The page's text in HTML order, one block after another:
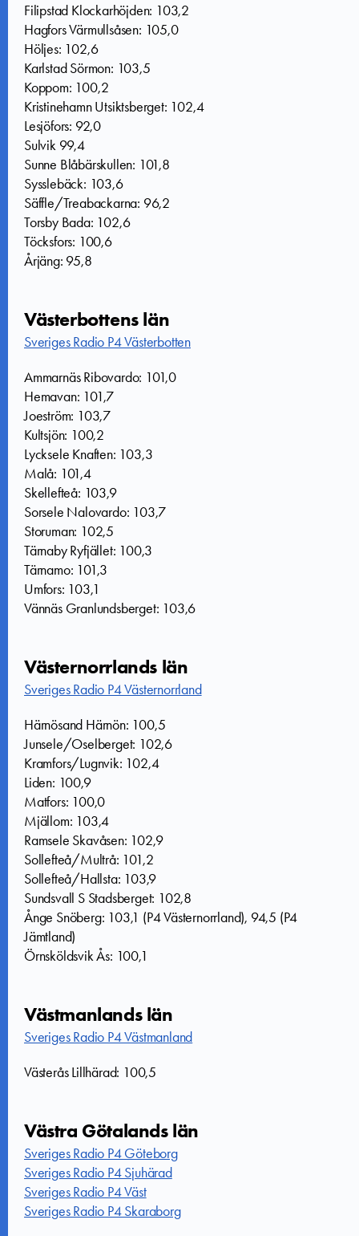
Filipstad Klockarhöjden: 103,2
Hagfors Värmullsåsen: 105,0
Höljes: 102,6
Karlstad Sörmon: 103,5
Koppom: 100,2
Kristinehamn Utsiktsberget: 102,4
Lesjöfors: 92,0
Sulvik 99,4
Sunne Blåbärskullen: 101,8
Sysslebäck: 103,6
Säffle/Treabackarna: 96,2
Torsby Bada: 102,6
Töcksfors: 100,6
Årjäng: 95,8
Västerbottens län
Sveriges Radio P4 Västerbotten
Ammarnäs Ribovardo: 101,0
Hemavan: 101,7
Joeström: 103,7
Kultsjön: 100,2
Lycksele Knaften: 103,3
Malå: 101,4
Skellefteå: 103,9
Sorsele Nalovardo: 103,7
Storuman: 102,5
Tärnaby Ryfjället: 100,3
Tärnamo: 101,3
Umfors: 103,1
Vännäs Granlundsberget: 103,6
Västernorrlands län
Sveriges Radio P4 Västernorrland
Härnösand Härnön: 100,5
Junsele/Oselberget: 102,6
Kramfors/Lugnvik: 102,4
Liden: 100,9
Matfors: 100,0
Mjällom: 103,4
Ramsele Skavåsen: 102,9
Sollefteå/Multrå: 101,2
Sollefteå/Hallsta: 103,9
Sundsvall S Stadsberget: 102,8
Ånge Snöberg: 103,1 (P4 Västernorrland), 94,5 (P4
Jämtland)
Örnsköldsvik Ås: 100,1
Västmanlands län
Sveriges Radio P4 Västmanland
Västerås Lillhärad: 100,5
Västra Götalands län
Sveriges Radio P4 Göteborg
Sveriges Radio P4 Sjuhärad
Sveriges Radio P4 Väst
Sveriges Radio P4 Skaraborg